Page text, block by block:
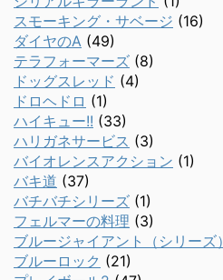
スモーキング・サベージ (16)
ダイヤのA (49)
テラフォーマーズ (8)
ドッグスレッド (4)
ドロヘドロ (1)
ハイキュー!! (33)
ハリガネサービス (3)
バイオレンスアクション (1)
バキ道 (37)
バチバチシリーズ (1)
フェルマーの料理 (3)
ブルージャイアント（シリーズ）
ブルーロック (21)